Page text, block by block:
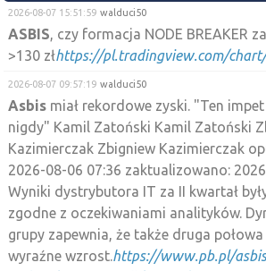
2026-08-07 15:51:59 walduci50
ASBIS, czy formacja NODE BREAKER
>130 złhttps://pl.tradingview.com/chart/
2026-08-07 09:57:19 walduci50
Asbis miał rekordowe zyski. "Ten
nigdy" Kamil Zatoński Kamil Zatoński
Kazimierczak Zbigniew Kazimierczak
2026-08-06 07:36 zaktualizowano:
Wyniki dystrybutora IT za II kwartał
zgodne z oczekiwaniami analityków.
grupy zapewnia, że także druga
wyraźne wzrost.https://www.pb.pl/